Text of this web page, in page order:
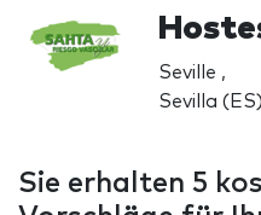
Seville ,
Sevilla (ES)
Sie erhalten 5